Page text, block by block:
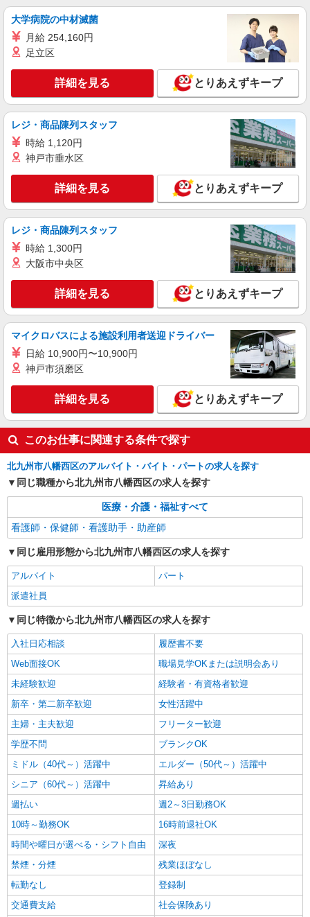
時給1,300円 ★週払いOK（規定あり） ※給与
幅は経験・能力による
福岡県北九州市八幡西区 【最寄駅】筑豊電気
詳細を見る
派遣社員
株式会社kotrio /●FK-H-1880055
＜本城駅＞綺麗な病院の看護助手
時給1450円〜2062円 ＜日払い有/週払い有/交
通費全支給(ガソリン代含む)＞
本城駅近く
キープ 詳細を見る
アルバイト パート
ス【看護助手】
看護助手（ナースエイド）
時給1,300円 ★週払いOK（規定あり） ※給与
幅は経験・能力による
福岡県北九州市八幡西区 【最寄駅】筑豊電気
キープ 詳細を見る
派遣社員
（株）ウィルオブ・ワークCW 北九州支店/ms400201
時給1350円 ◆前払い・日払い・週払いOK
キープ
大学病院の中材滅菌
月給 254,160円
足立区
詳細を見る とりあえずキープ
レジ・商品陳列スタッフ
時給 1,120円
神戸市垂水区
詳細を見る とりあえずキープ
レジ・商品陳列スタッフ
時給 1,300円
大阪市中央区
詳細を見る とりあえずキープ
マイクロバスによる施設利用者送迎ドライバー
日給 10,900円〜10,900円
神戸市須磨区
詳細を見る とりあえずキープ
このお仕事に関連する条件で探す
北九州市八幡西区のアルバイト・バイト・パートの求人を探す
同じ職種から北九州市八幡西区の求人を探す
医療・介護・福祉すべて
看護師・保健師・看護助手・助産師
同じ雇用形態から北九州市八幡西区の求人を探す
アルバイト
パート
派遣社員
同じ特徴から北九州市八幡西区の求人を探す
入社日応相談
履歴書不要
Web面接OK
職場見学OKまたは説明会あり
未経験歓迎
経験者・有資格者歓迎
新卒・第二新卒歓迎
女性活躍中
主婦・主夫歓迎
フリーター歓迎
学歴不問
ブランクOK
ミドル（40代～）活躍中
エルダー（50代～）活躍中
シニア（60代～）活躍中
昇給あり
週払い
週2～3日勤務OK
10時～勤務OK
16時前退社OK
時間や曜日が選べる・シフト自由
深夜
禁煙・分煙
残業ほぼなし
転勤なし
登録制
交通費支給
社会保険あり